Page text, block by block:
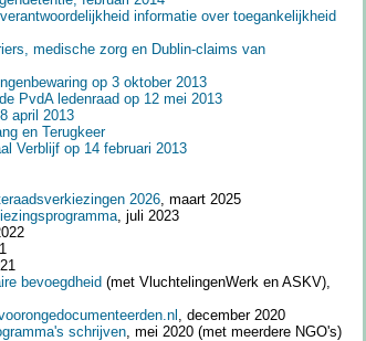
informatie over toegankelijkheid
medische zorg en Dublin-claims van
op 3 oktober 2013
PvdA ledenraad op 12 mei 2013
april 2013
en Terugkeer
Verblijf op 14 februari 2013
2026, maart 2025
, juli 2023
bevoegdheid (met VluchtelingenWerk en ASKV),
, december 2020
schrijven, mei 2020 (met meerdere NGO's)